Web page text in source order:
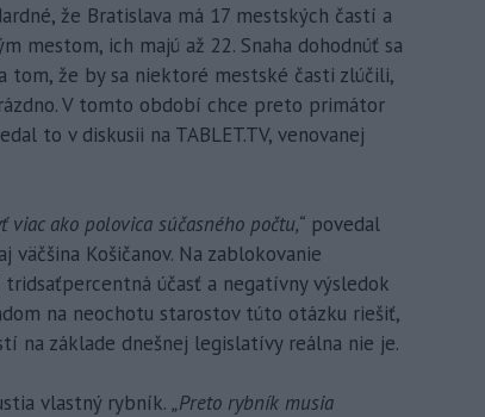
že Bratislava má 17 mestských častí a
mestom, ich majú až 22. Snaha dohodnúť sa
tom, že by sa niektoré mestské časti zlúčili,
V tomto období chce preto primátor
to v diskusii na TABLET.TV, venovanej
ako polovica súčasného počtu,“ povedal
väčšina Košičanov. Na zablokovanie
účasť a negatívny výsledok
na neochotu starostov túto otázku riešiť,
na základe dnešnej legislatívy reálna nie je.
vlastný rybník. „Preto rybník musia